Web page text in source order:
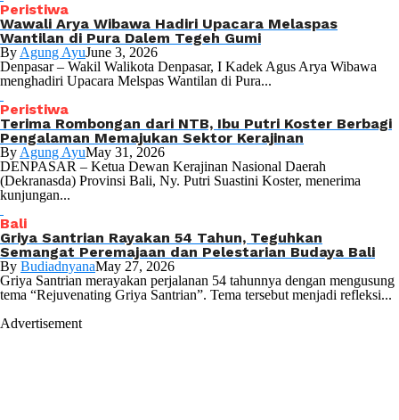
Peristiwa
Wawali Arya Wibawa Hadiri Upacara Melaspas
Wantilan di Pura Dalem Tegeh Gumi
By Agung AyuJune 3, 2026
Denpasar – Wakil Walikota Denpasar, I Kadek Agus Arya Wibawa
menghadiri Upacara Melspas Wantilan di Pura...
Peristiwa
Terima Rombongan dari NTB, Ibu Putri Koster Berbagi
Pengalaman Memajukan Sektor Kerajinan
By Agung AyuMay 31, 2026
DENPASAR – Ketua Dewan Kerajinan Nasional Daerah
(Dekranasda) Provinsi Bali, Ny. Putri Suastini Koster, menerima
kunjungan...
Bali
Griya Santrian Rayakan 54 Tahun, Teguhkan
Semangat Peremajaan dan Pelestarian Budaya Bali
By BudiadnyanaMay 27, 2026
Griya Santrian merayakan perjalanan 54 tahunnya dengan mengusung
tema “Rejuvenating Griya Santrian”. Tema tersebut menjadi refleksi...
Advertisement